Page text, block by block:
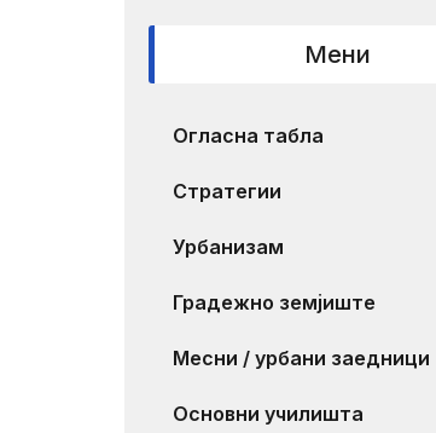
Мени
Огласна табла
Стратегии
Урбанизам
Градежно земјиште
Месни / урбани заедници
Основни училишта